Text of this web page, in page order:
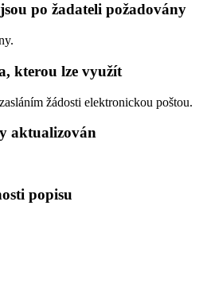
po žadateli požadovány
kterou lze využít
žádosti elektronickou poštou.
aktualizován
popisu